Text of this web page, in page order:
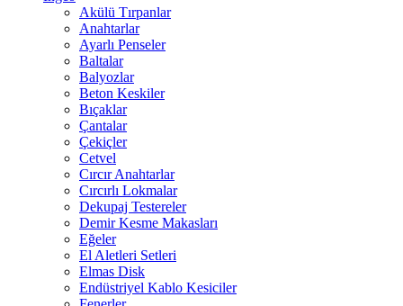
Akülü Tırpanlar
Anahtarlar
Ayarlı Penseler
Baltalar
Balyozlar
Beton Keskiler
Bıçaklar
Çantalar
Çekiçler
Cetvel
Cırcır Anahtarlar
Cırcırlı Lokmalar
Dekupaj Testereler
Demir Kesme Makasları
Eğeler
El Aletleri Setleri
Elmas Disk
Endüstriyel Kablo Kesiciler